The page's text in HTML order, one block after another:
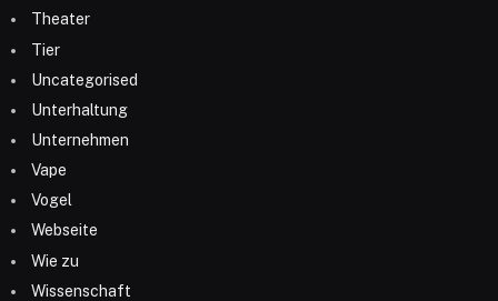
Theater
Tier
Uncategorised
Unterhaltung
Unternehmen
Vape
Vogel
Webseite
Wie zu
Wissenschaft